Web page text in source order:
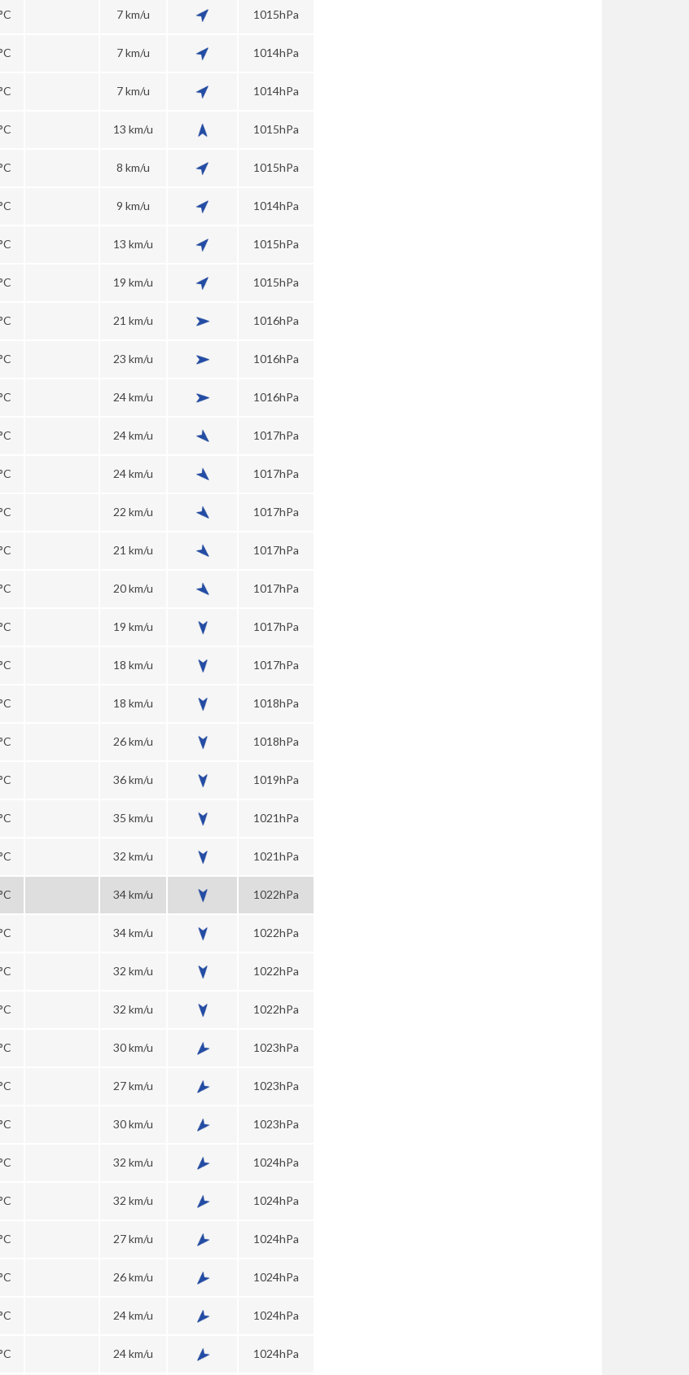
7 km/u 1015hPa
7 km/u 1014hPa
7 km/u 1014hPa
13 km/u 1015hPa
8 km/u 1015hPa
9 km/u 1014hPa
13 km/u 1015hPa
19 km/u 1015hPa
21 km/u 1016hPa
23 km/u 1016hPa
24 km/u 1016hPa
24 km/u 1017hPa
24 km/u 1017hPa
22 km/u 1017hPa
21 km/u 1017hPa
20 km/u 1017hPa
19 km/u 1017hPa
18 km/u 1017hPa
18 km/u 1018hPa
26 km/u 1018hPa
36 km/u 1019hPa
35 km/u 1021hPa
32 km/u 1021hPa
34 km/u 1022hPa
34 km/u 1022hPa
32 km/u 1022hPa
32 km/u 1022hPa
30 km/u 1023hPa
27 km/u 1023hPa
30 km/u 1023hPa
32 km/u 1024hPa
32 km/u 1024hPa
27 km/u 1024hPa
26 km/u 1024hPa
24 km/u 1024hPa
24 km/u 1024hPa